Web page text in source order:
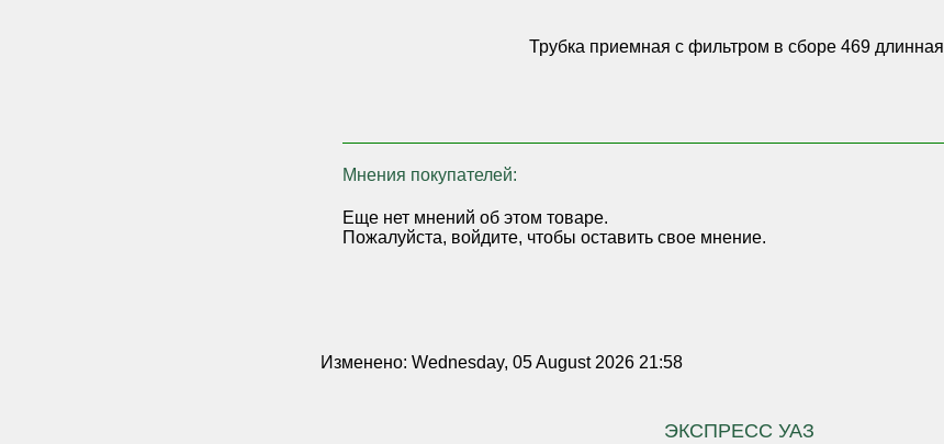
Трубка приемная с фильтром в сборе 469 длинная
Мнения покупателей:
Еще нет мнений об этом товаре.
Пожалуйста, войдите, чтобы оставить свое мнение.
Изменено: Wednesday, 05 August 2026 21:58
ЭКСПРЕСС УАЗ